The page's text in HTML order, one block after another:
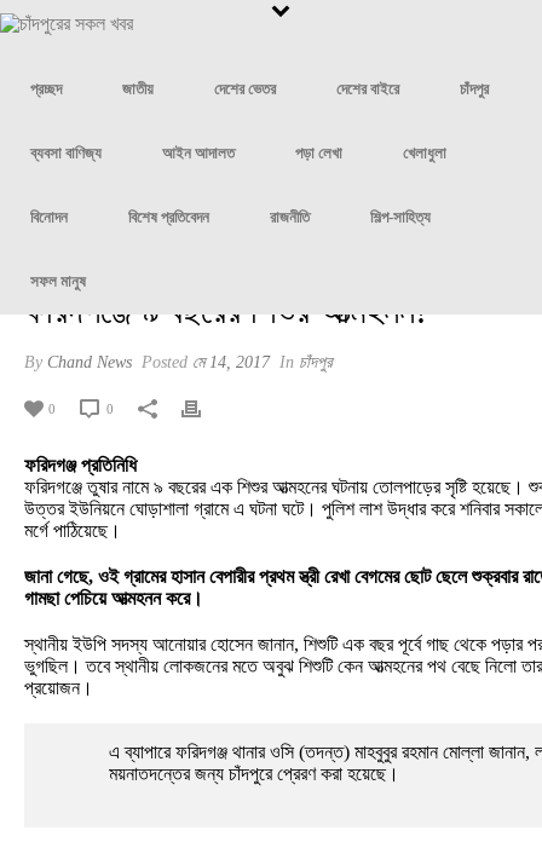
প্রচ্ছদ জাতীয় দেশের ভেতর দেশের বাইরে চাঁদপুর
ব্যবসা বাণিজ্য আইন আদালত পড়া লেখা খেলাধুলা
বিনোদন বিশেষ প্রতিবেদন রাজনীতি শিল্প-সাহিত্য
সফল মানুষ
ফরিদগঞ্জে ৯ বছরের শিশুর আত্মহনন!
By Chand News Posted মে 14, 2017 In চাঁদপুর
0 0
ফরিদগঞ্জ প্রতিনিধি
ফরিদগঞ্জে তুষার নামে ৯ বছরের এক শিশুর আত্মহনের ঘটনায় তোলপাড়ের সৃষ্টি হয়েছে।
উত্তর ইউনিয়নে ঘোড়াশালা গ্রামে এ ঘটনা ঘটে। পুলিশ লাশ উদ্ধার করে শনিবার
মর্গে পাঠিয়েছে।
জানা গেছে, ওই গ্রামের হাসান বেপারীর প্রথম স্ত্রী রেখা বেগমের ছোট ছেলে শুক্রবার
গামছা পেচিয়ে আত্মহনন করে।
স্থানীয় ইউপি সদস্য আনোয়ার হোসেন জানান, শিশুটি এক বছর পূর্বে গাছ থেকে পড়ার
ভুগছিল। তবে স্থানীয় লোকজনের মতে অবুঝ শিশুটি কেন আত্মহনের পথ বেছে নিলো
প্রয়োজন।
এ ব্যাপারে ফরিদগঞ্জ থানার ওসি (তদন্ত) মাহবুবুর রহমান মোল্লা জানান,
ময়নাতদন্তের জন্য চাঁদপুরে প্রেরণ করা হয়েছে।